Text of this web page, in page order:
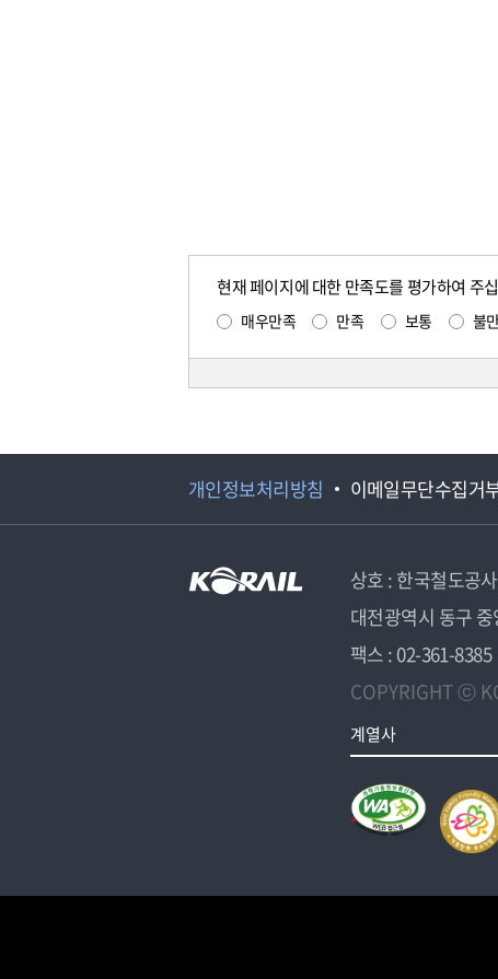
현재 페이지에 대한 만족도를 평가하여 주
매우만족 만족 보통 불
개인정보처리방침 이메일무단수집거
상호 : 한국철도공사
대전광역시 동구
팩스 : 02-361-8385
COPYRIGHT ⓒ
계열사